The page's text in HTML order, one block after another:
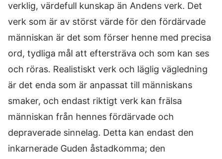
verklig, värdefull kunskap än Andens verk. Det
verk som är av störst värde för den fördärvade
människan är det som förser henne med precisa
ord, tydliga mål att eftersträva och som kan ses
och röras. Realistiskt verk och läglig vägledning
är det enda som är anpassat till människans
smaker, och endast riktigt verk kan frälsa
människan från hennes fördärvade och
depraverade sinnelag. Detta kan endast den
inkarnerade Guden åstadkomma; den